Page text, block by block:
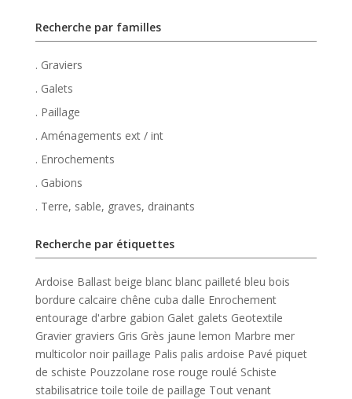
Recherche par familles
. Graviers
. Galets
. Paillage
. Aménagements ext / int
. Enrochements
. Gabions
. Terre, sable, graves, drainants
Recherche par étiquettes
Ardoise Ballast beige blanc blanc pailleté bleu bois
bordure calcaire chêne cuba dalle Enrochement
entourage d'arbre gabion Galet galets Geotextile
Gravier graviers Gris Grès jaune lemon Marbre mer
multicolor noir paillage Palis palis ardoise Pavé piquet
de schiste Pouzzolane rose rouge roulé Schiste
stabilisatrice toile toile de paillage Tout venant